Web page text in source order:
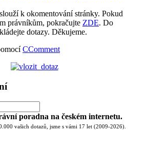
k okomentování stránky. Pokud
právníkům, pokračujte ZDE. Do
dotazy. Děkujeme.
CComment
poradna na českém internetu.
vašich dotazů, jsme s vámi 17 let (2009-2026).